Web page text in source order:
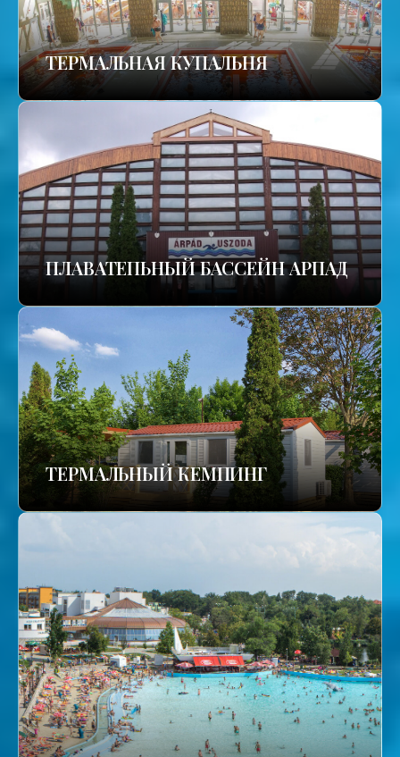
TЕРМАЛЬНАЯ КУПАЛЬНЯ
ПЛАВАТЕПЬНЫЙ БАССЕЙН АРПАД
ТЕРМАЛЬНЫЙ КЕМПИНГ